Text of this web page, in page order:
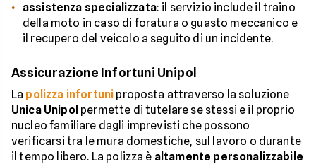
assistenza specializzata: il servizio include il traino
della moto in caso di foratura o guasto meccanico e
il recupero del veicolo a seguito di un incidente.
Assicurazione Infortuni Unipol
La polizza infortuni proposta attraverso la soluzione
Unica Unipol permette di tutelare se stessi e il proprio
nucleo familiare dagli imprevisti che possono
verificarsi tra le mura domestiche, sul lavoro o durante
il tempo libero. La polizza è altamente personalizzabile